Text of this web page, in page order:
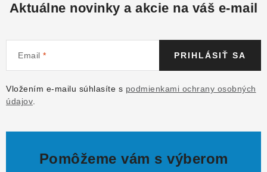
Aktuálne novinky a akcie na váš e-mail
Email
Vložením e-mailu súhlasíte s podmienkami ochrany osobných
údajov
PRIHLÁSIŤ SA
Pomôžeme vám s výberom